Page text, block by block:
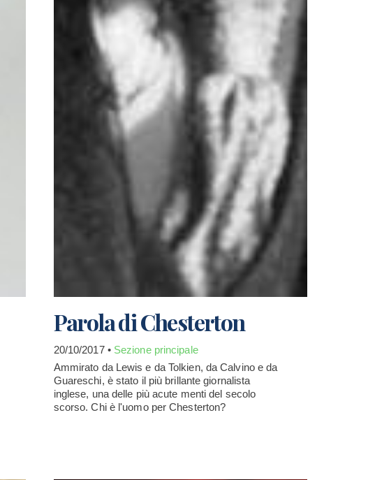
Parola di Chesterton
20/10/2017 • Sezione principale
Ammirato da Lewis e da Tolkien, da Calvino e da
Guareschi, è stato il più brillante giornalista
inglese, una delle più acute menti del secolo
scorso. Chi è l'uomo per Chesterton?